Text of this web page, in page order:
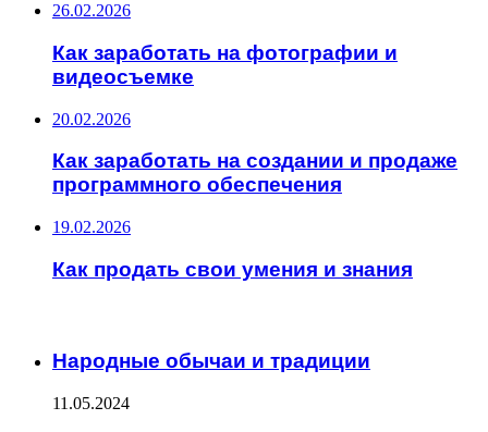
26.02.2026
Как заработать на фотографии и
видеосъемке
20.02.2026
Как заработать на создании и продаже
программного обеспечения
19.02.2026
Как продать свои умения и знания
Народные обычаи и традиции
11.05.2024